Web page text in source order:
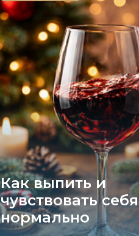
Как выпить и
чувствовать себя
нормально